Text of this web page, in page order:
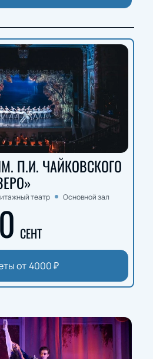
П.И. ЧАЙКОВСКОГО
театр Основной зал
СЕНТ
от 4000₽